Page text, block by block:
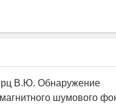
В.Ю. Обнаpужение
шумового